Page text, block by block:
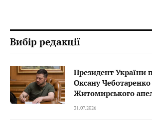
Вибір редакції
Президент України
Оксану
Житомирського
31.07.2026